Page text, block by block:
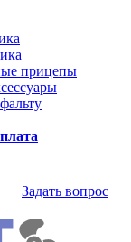
прицепы
Задать вопрос